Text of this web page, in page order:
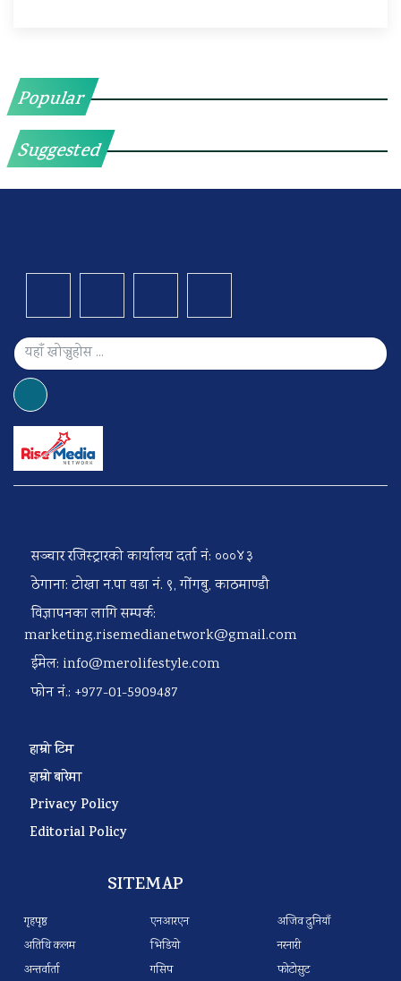
Popular
Suggested
सञ्चार रजिस्ट्रारको कार्यालय दर्ता नं: ०००४३
ठेगाना: टोखा न.पा वडा नं. ९, गोंगबु, काठमाण्डौ
विज्ञापनका लागि सम्पर्क:
marketing.risemedianetwork@gmail.com
ईमेल: info@merolifestyle.com
फोन नं.: +977-01-5909487
हाम्रो टिम
हाम्रो बारेमा
Privacy Policy
Editorial Policy
SITEMAP
गृहपृष्ठ
अतिथि कलम
अन्तर्वार्ता
एनआरएन
भिडियो
गसिप
अजिव दुनियाँ
नरनारी
फोटोसुट